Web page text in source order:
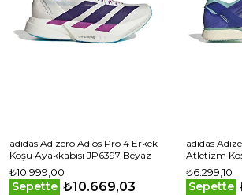
adidas Adizero Adios Pro 4 Erkek
Koşu Ayakkabısı JP6397 Beyaz
₺10.999,00
Sepette ₺10.669,03
adidas
Atletizm
Mavi
₺6.299,10
Sepette